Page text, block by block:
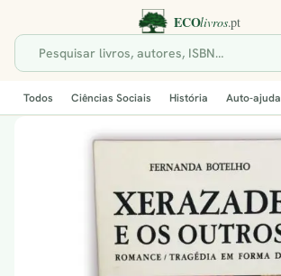
Todos Ciências Sociais História Auto-ajuda